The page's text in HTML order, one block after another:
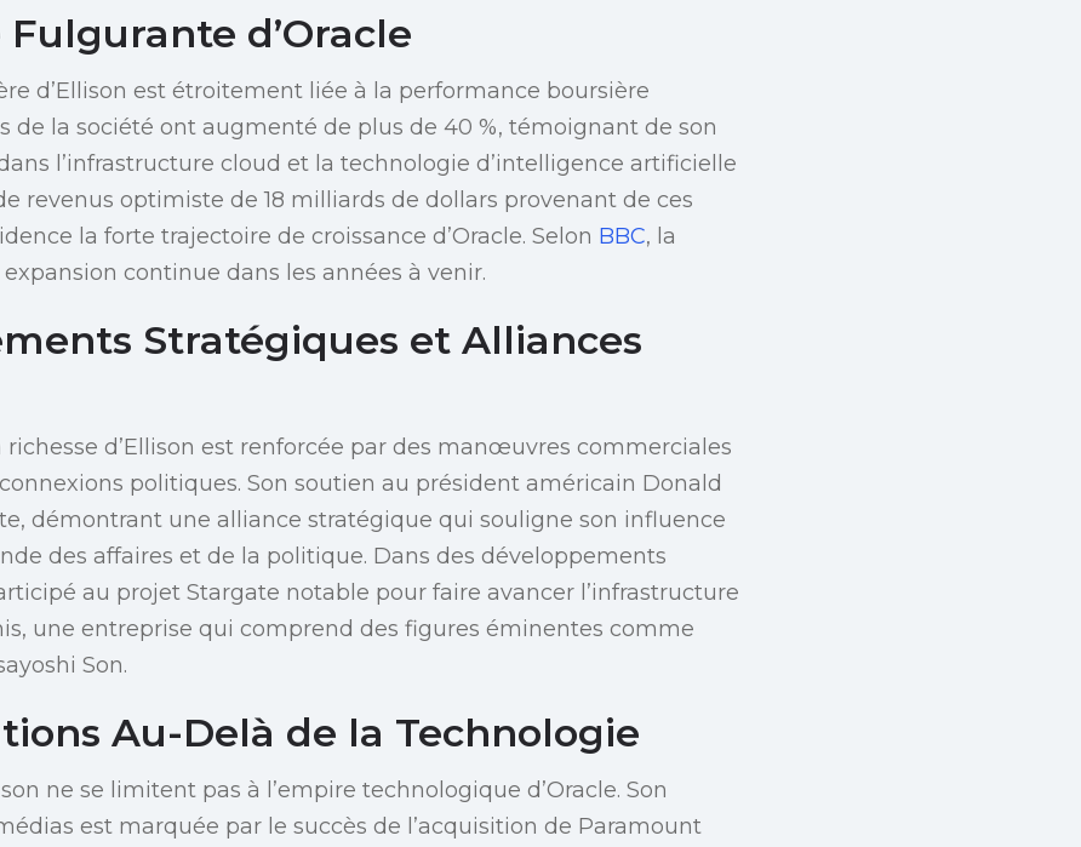
d’Oracle
d’Ellison est étroitement liée à la performance boursière
de la société ont augmenté de plus de 40 %, témoignant de son
l’infrastructure cloud et la technologie d’intelligence artificielle
revenus optimiste de 18 milliards de dollars provenant de ces
la forte trajectoire de croissance d’Oracle. Selon BBC, la
continue dans les années à venir.
Stratégiques et Alliances
richesse d’Ellison est renforcée par des manœuvres commerciales
politiques. Son soutien au président américain Donald
démontrant une alliance stratégique qui souligne son influence
des affaires et de la politique. Dans des développements
au projet Stargate notable pour faire avancer l’infrastructure
une entreprise qui comprend des figures éminentes comme
Son.
Au-Delà de la Technologie
ne se limitent pas à l’empire technologique d’Oracle. Son
est marquée par le succès de l’acquisition de Paramount